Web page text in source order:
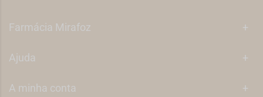
Farmácia Mirafoz +
Ajuda +
A minha conta +